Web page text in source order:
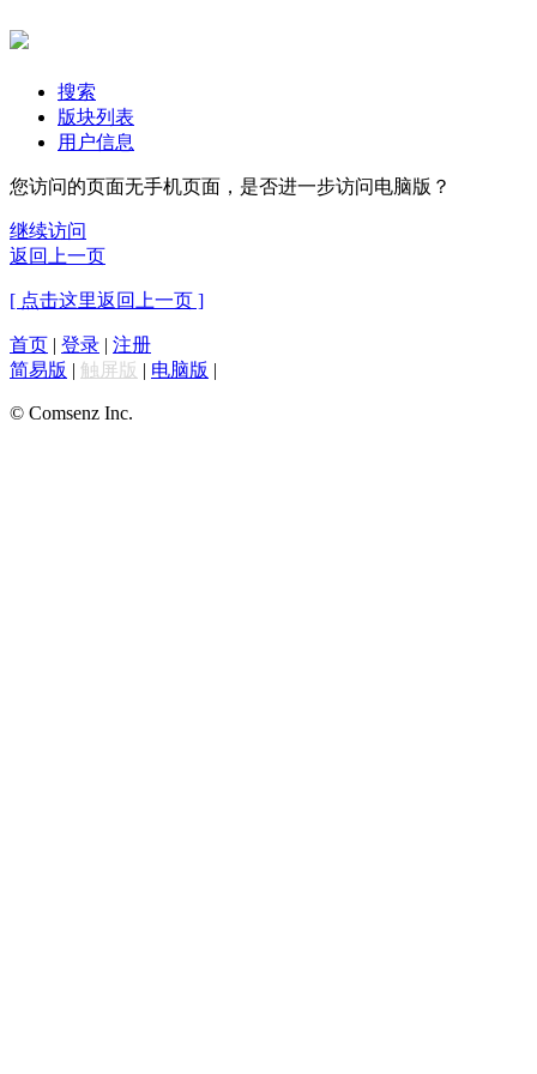
搜索
版块列表
用户信息
您访问的页面无手机页面，是否进一步访问电脑版？
继续访问
返回上一页
[ 点击这里返回上一页 ]
首页 | 登录 | 注册
简易版 | 触屏版 | 电脑版 |
© Comsenz Inc.